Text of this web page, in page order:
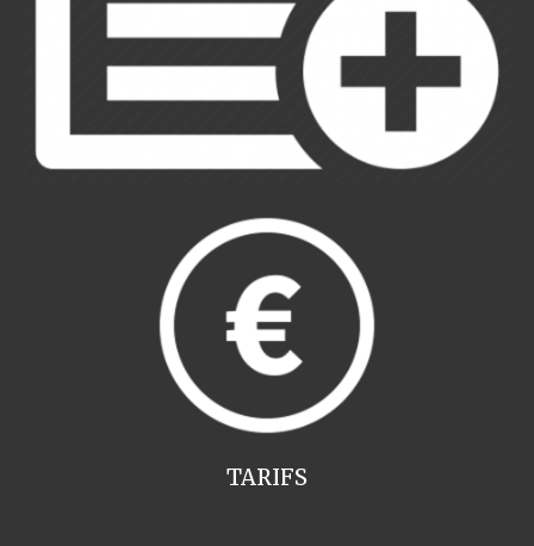
TARIFS